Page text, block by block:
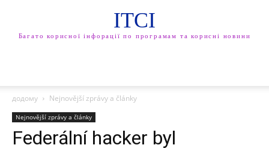
ITCI
Багато корисної інфорації по програмам та корисні новини
додому Nejnovější zprávy a články
Nejnovější zprávy a články
Federální hacker byl